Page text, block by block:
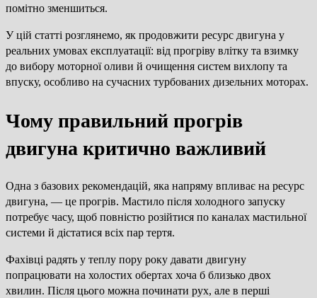
помітно зменшиться.
У цій статті розглянемо, як продовжити ресурс двигуна у
реальних умовах експлуатації: від прогріву влітку та взимку
до вибору моторної оливи й очищення систем вихлопу та
впуску, особливо на сучасних турбованих дизельних моторах.
Чому правильний прогрів
двигуна критично важливий
Одна з базових рекомендацій, яка напряму впливає на ресурс
двигуна, — це прогрів. Мастило після холодного запуску
потребує часу, щоб повністю розійтися по каналах мастильної
системи й дістатися всіх пар тертя.
Фахівці радять у теплу пору року давати двигуну
попрацювати на холостих обертах хоча б близько двох
хвилин. Після цього можна починати рух, але в перші